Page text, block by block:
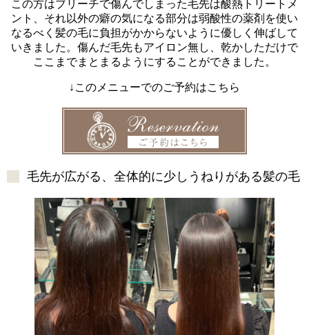
この方はブリーチで傷んでしまった毛先は酸熱トリートメ
ント、それ以外の癖の気になる部分は弱酸性の薬剤を使い
なるべく髪の毛に負担がかからないように優しく伸ばして
いきました。傷んだ毛先もアイロン無し、乾かしただけで
ここまでまとまるようにすることができました。
↓このメニューでのご予約はこちら
毛先が広がる、全体的に少しうねりがある髪の毛